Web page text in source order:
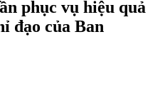
phục vụ hiệu quả
đạo của Ban